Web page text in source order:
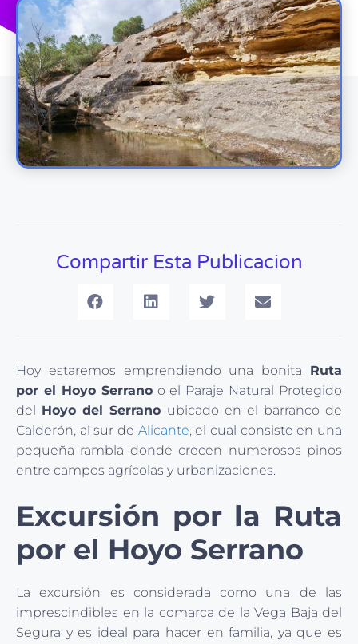
Compartir Esta Publicacion
Hoy estaremos emprendiendo una bonita Ruta
por el Hoyo Serranoo el Paraje Natural Protegido
del Hoyo del Serrano ubicado en el barranco de
Calderón, al sur de Alicante, el cual consiste en una
pequeña rambla donde crecen numerosos pinos
entre campos agrícolas y urbanizaciones.
Excursión por la Ruta
por el Hoyo Serrano
La excursión es considerada como una de las
imprescindibles en la comarca de la Vega Baja del
Segura y es ideal para hacer en familia, ya que es